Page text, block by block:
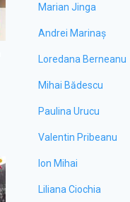
Marian Jinga
Andrei Marinaș
Loredana Berneanu
Mihai Bădescu
Paulina Urucu
Valentin Pribeanu
Ion Mihai
Liliana Ciochia